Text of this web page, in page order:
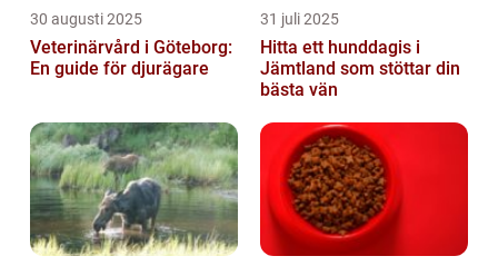
30 augusti 2025
Veterinärvård i Göteborg:
En guide för djurägare
31 juli 2025
Hitta ett hunddagis i
Jämtland som stöttar din
bästa vän